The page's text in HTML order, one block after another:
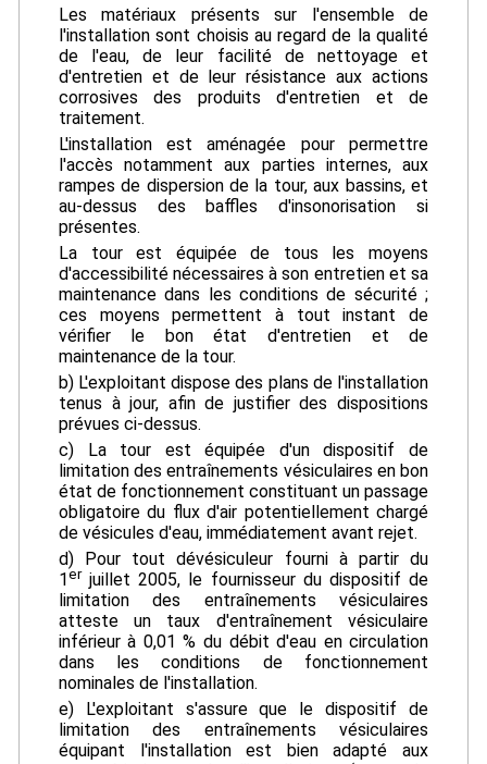
Les matériaux présents sur l'ensemble de
l'installation sont choisis au regard de la qualité
de l'eau, de leur facilité de nettoyage et
d'entretien et de leur résistance aux actions
corrosives des produits d'entretien et de
traitement.
L'installation est aménagée pour permettre
l'accès notamment aux parties internes, aux
rampes de dispersion de la tour, aux bassins, et
au-dessus des baffles d'insonorisation si
présentes.
La tour est équipée de tous les moyens
d'accessibilité nécessaires à son entretien et sa
maintenance dans les conditions de sécurité ;
ces moyens permettent à tout instant de
vérifier le bon état d'entretien et de
maintenance de la tour.
b) L'exploitant dispose des plans de l'installation
tenus à jour, afin de justifier des dispositions
prévues ci-dessus.
c) La tour est équipée d'un dispositif de
limitation des entraînements vésiculaires en bon
état de fonctionnement constituant un passage
obligatoire du flux d'air potentiellement chargé
de vésicules d'eau, immédiatement avant rejet.
d) Pour tout dévésiculeur fourni à partir du
1erjuillet 2005, le fournisseur du dispositif de
limitation des entraînements vésiculaires
atteste un taux d'entraînement vésiculaire
inférieur à 0,01 % du débit d'eau en circulation
dans les conditions de fonctionnement
nominales de l'installation.
e) L'exploitant s'assure que le dispositif de
limitation des entraînements vésiculaires
équipant l'installation est bien adapté aux